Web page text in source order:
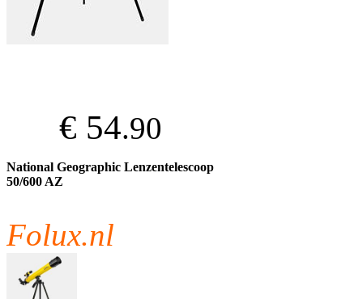
€ 54.90
National Geographic Lenzentelescoop
50/600 AZ
Folux.nl